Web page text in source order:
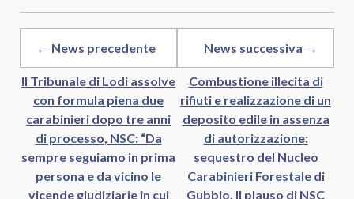
← News precedente
Il Tribunale di Lodi assolve
con formula piena due
carabinieri dopo tre anni
di processo, NSC: “Da
sempre seguiamo in prima
persona e da vicino le
vicende giudiziarie in cui
News successiva →
Combustione illecita di
rifiuti e realizzazione di un
deposito edile in assenza
di autorizzazione:
sequestro del Nucleo
Carabinieri Forestale di
Gubbio. Il plauso di NSC